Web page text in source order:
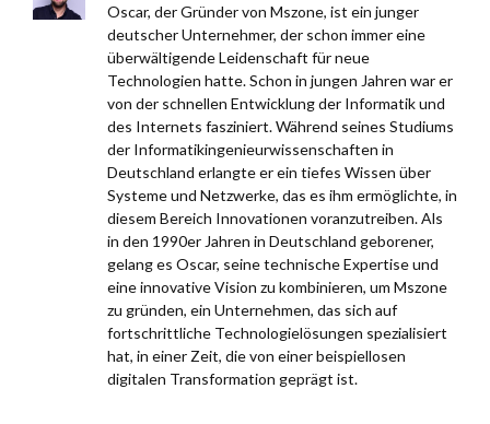
Oscar, der Gründer von Mszone, ist ein junger
deutscher Unternehmer, der schon immer eine
überwältigende Leidenschaft für neue
Technologien hatte. Schon in jungen Jahren war er
von der schnellen Entwicklung der Informatik und
des Internets fasziniert. Während seines Studiums
der Informatikingenieurwissenschaften in
Deutschland erlangte er ein tiefes Wissen über
Systeme und Netzwerke, das es ihm ermöglichte, in
diesem Bereich Innovationen voranzutreiben. Als
in den 1990er Jahren in Deutschland geborener,
gelang es Oscar, seine technische Expertise und
eine innovative Vision zu kombinieren, um Mszone
zu gründen, ein Unternehmen, das sich auf
fortschrittliche Technologielösungen spezialisiert
hat, in einer Zeit, die von einer beispiellosen
digitalen Transformation geprägt ist.